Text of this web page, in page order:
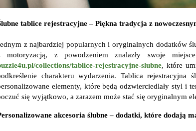
tablice rejestracyjne – Piękna tradycja z
z najbardziej popularnych i oryginalnych dodatków
motoryzacją, z powodzeniem znalazły swoje
collections/tablice-rejestracyjne-slubne, które
charakteru wydarzenia. Tablica
elementy, które będą odzwierciedlały styl i
się wyjątkowo, a zarazem może stać się oryginalnym
akcesoria ślubne – dodatki, które dodają